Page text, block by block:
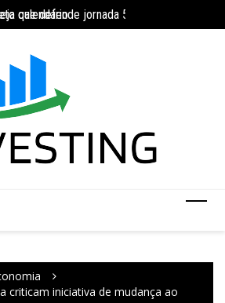
calendário
que defende jornada 5×2 com limite de
criticam iniciativa de mudança ao